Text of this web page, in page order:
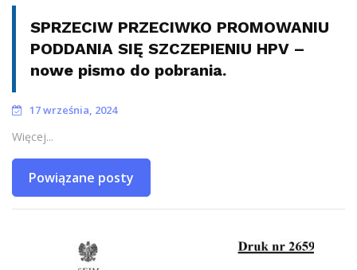
SPRZECIW PRZECIWKO PROMOWANIU
PODDANIA SIĘ SZCZEPIENIU HPV –
nowe pismo do pobrania.
17 września, 2024
Więcej...
Powiązane posty